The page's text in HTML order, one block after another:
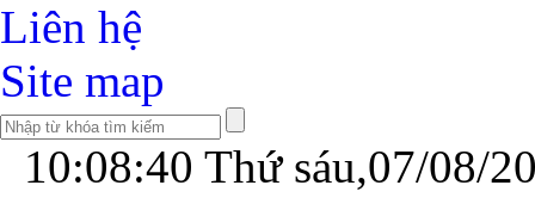
Liên hệ
Site map
10:08:40 Thứ sáu,07/08/